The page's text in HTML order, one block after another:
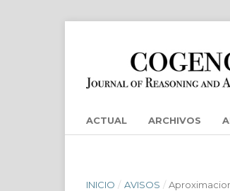
ACTUAL ARCHIVOS
INICIO / AVISOS /